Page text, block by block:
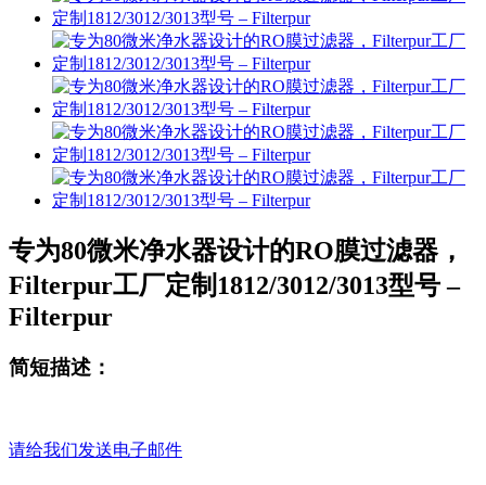
专为80微米净水器设计的RO膜过滤器，
Filterpur工厂定制1812/3012/3013型号 –
Filterpur
简短描述：
请给我们发送电子邮件